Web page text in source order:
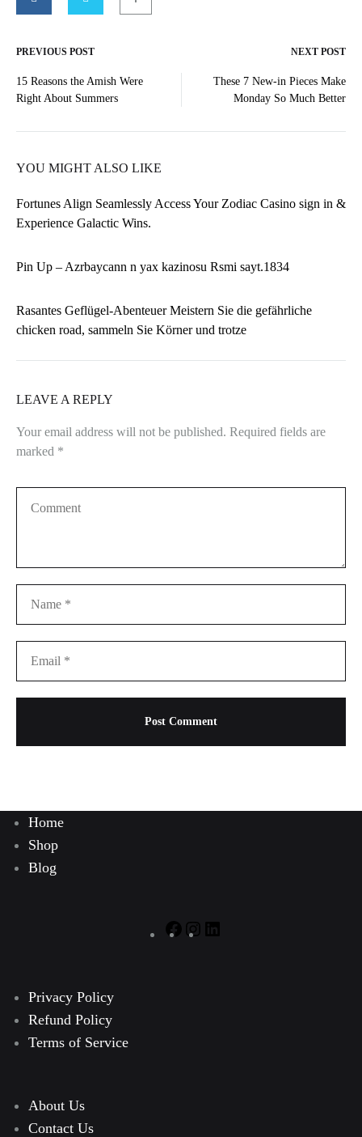
Post
navigation
PREVIOUS POST NEXT POST
15 Reasons the Amish Were
Right About Summers
These 7 New-in Pieces Make
Monday So Much Better
YOU MIGHT ALSO LIKE
Fortunes Align Seamlessly Access Your Zodiac Casino sign in &
Experience Galactic Wins.
Pin Up – Azrbaycann n yax kazinosu Rsmi sayt.1834
Rasantes Geflügel-Abenteuer Meistern Sie die gefährliche
chicken road, sammeln Sie Körner und trotze
LEAVE A REPLY
Your email address will not be published. Required fields are
marked *
Home
Shop
Blog
Facebook
Instagram
Privacy Policy
Refund Policy
Terms of Service
About Us
Contact Us